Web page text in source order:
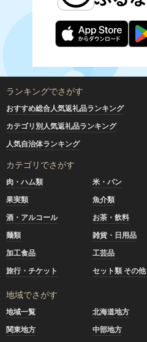
ランキングでさがす
おすすめ総合人気返礼品ランキング
カテゴリ別人気返礼品ランキング
人気自治体ランキング
カテゴリでさがす
肉・ハム類 米・パン
果実類
魚介類
酒・アルコール
お茶・飲料
麺類
雑貨・日用品
加工食品
工芸品
旅行・チケット
セット類 その他
地域でさがす
地域一覧 北海道地方
関東地方
中部地方